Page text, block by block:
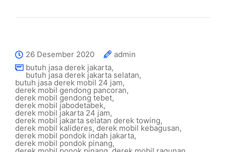
26 Desember 2020
admin
butuh jasa derek jakarta,
butuh jasa derek jakarta selatan,
butuh jasa derek mobil 24 jam,
derek mobil gendong pancoran,
derek mobil gendong tebet,
derek mobil jabodetabek,
derek mobil jakarta 24 jam,
derek mobil jakarta selatan derek towing,
derek mobil kalideres, derek mobil kebagusan,
derek mobil pondok indah jakarta,
derek mobil pondok pinang,